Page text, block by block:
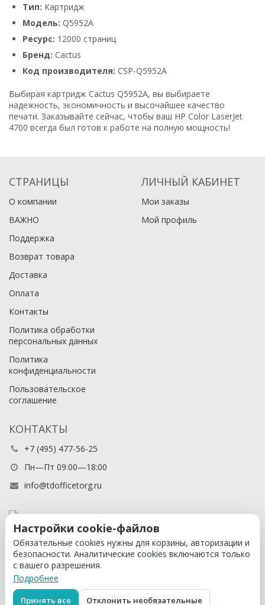
Тип: Картридж
Модель: Q5952A
Ресурс: 12000 страниц
Бренд: Cactus
Код производителя: CSP-Q5952A
Выбирая картридж Cactus Q5952A, вы выбираете
надежность, экономичность и высочайшее качество
печати. Заказывайте сейчас, чтобы ваш HP Color LaserJet
4700 всегда был готов к работе на полную мощность!
СТРАНИЦЫ
О компании
ВАЖНО
Поддержка
Возврат товара
Доставка
Оплата
Контакты
Политика обработки
персональных данных
Политика
конфиденциальности
Пользовательское
соглашение
ЛИЧНЫЙ КАБИНЕТ
Мои заказы
Мой профиль
КОНТАКТЫ
+7 (495) 477-56-25
Пн—Пт 09:00—18:00
info@tdofficetorg.ru
© 2026 Официальный партнер Cactus в России
Настройки cookie-файлов
Обязательные cookies нужны для корзины, авторизации и
безопасности. Аналитические cookies включаются только
с вашего разрешения.
Подробнее
Принять все Отклонить необязательные